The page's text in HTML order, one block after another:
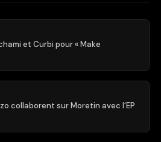
et Curbi pour « Make
collaborent sur Moretin avec l’EP